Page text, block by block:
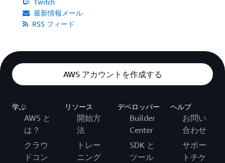
最新情報メール
RSS フィード
AWS アカウントを作成する
学ぶ
AWS と
は？
クラウ
ドコン
リソース
開始方
法
トレー
ニング
デベロッパー
Builder
Center
SDK と
ツール
ヘルプ
お問い
合わせ
サポー
トチケ